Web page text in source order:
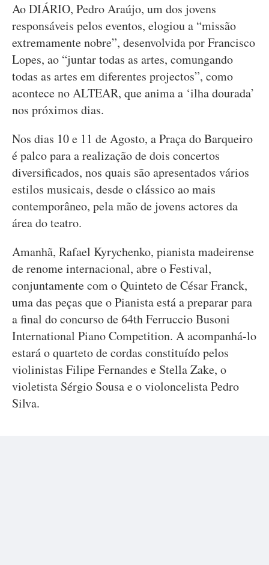
Ao DIÁRIO, Pedro Araújo, um dos jovens
responsáveis pelos eventos, elogiou a “missão
extremamente nobre”, desenvolvida por Francisco
Lopes, ao “juntar todas as artes, comungando
todas as artes em diferentes projectos”, como
acontece no ALTEAR, que anima a ‘ilha dourada’
nos próximos dias.
Nos dias 10 e 11 de Agosto, a Praça do Barqueiro
é palco para a realização de dois concertos
diversificados, nos quais são apresentados vários
estilos musicais, desde o clássico ao mais
contemporâneo, pela mão de jovens actores da
área do teatro.
Amanhã, Rafael Kyrychenko, pianista madeirense
de renome internacional, abre o Festival,
conjuntamente com o Quinteto de César Franck,
uma das peças que o Pianista está a preparar para
a final do concurso de 64th Ferruccio Busoni
International Piano Competition. A acompanhá-lo
estará o quarteto de cordas constituído pelos
violinistas Filipe Fernandes e Stella Zake, o
violetista Sérgio Sousa e o violoncelista Pedro
Silva.